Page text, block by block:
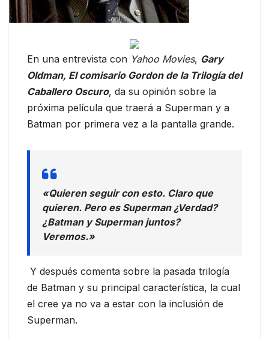
En una entrevista con Yahoo Movies, Gary
Oldman, El comisario Gordon de la Trilogía del
Caballero Oscuro, da su opinión sobre la
próxima película que traerá a Superman y a
Batman por primera vez a la pantalla grande.
«Quieren seguir con esto. Claro que
quieren. Pero es Superman ¿Verdad?
¿Batman y Superman juntos?
Veremos.»
Y después comenta sobre la pasada trilogía
de Batman y su principal característica, la cual
el cree ya no va a estar con la inclusión de
Superman.